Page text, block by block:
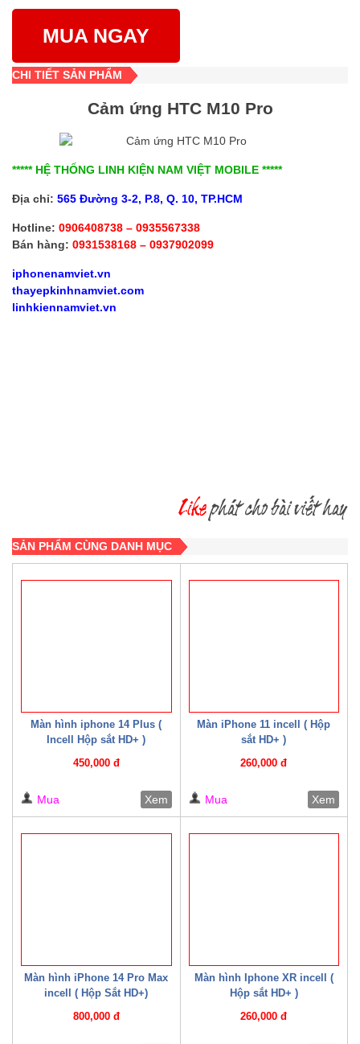
MUA NGAY
CHI TIẾT SẢN PHẨM
Cảm ứng HTC M10 Pro
***** HỆ THỐNG LINH KIỆN NAM VIỆT MOBILE *****
Địa chỉ: 565 Đường 3-2, P.8, Q. 10, TP.HCM
Hotline: 0906408738 – 0935567338
Bán hàng: 0931538168 – 0937902099
iphonenamviet.vn
thayepkinhnamviet.com
linhkiennamviet.vn
SẢN PHẨM CÙNG DANH MỤC
Màn hình iphone 14 Plus (
Incell Hộp sắt HD+ )
450,000 đ
Mua Xem
Màn iPhone 11 incell ( Hộp
sắt HD+ )
260,000 đ
Mua Xem
Màn hình iPhone 14 Pro Max
incell ( Hộp Sắt HD+)
800,000 đ
Màn hình Iphone XR incell (
Hộp sắt HD+ )
260,000 đ